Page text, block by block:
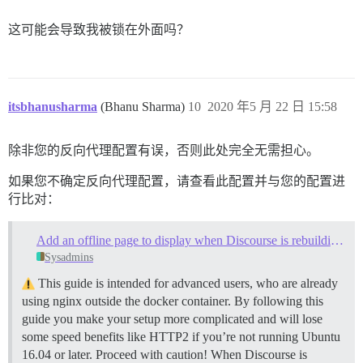
这可能会导致我被锁在外面吗？
itsbhanusharma (Bhanu Sharma) 2020 年5 月 22 日 15:58
10
除非您的反向代理配置有误，否则此处完全无需担心。
如果您不确定反向代理配置，请查看此配置并与您的配置进
行比对：
Add an offline page to display when Discourse is rebuilding or starting up
Sysadmins
This guide is intended for advanced users, who are already
using nginx outside the docker container. By following this
guide you make your setup more complicated and will lose
some speed benefits like HTTP2 if you’re not running Ubuntu
16.04 or later. Proceed with caution! When Discourse is